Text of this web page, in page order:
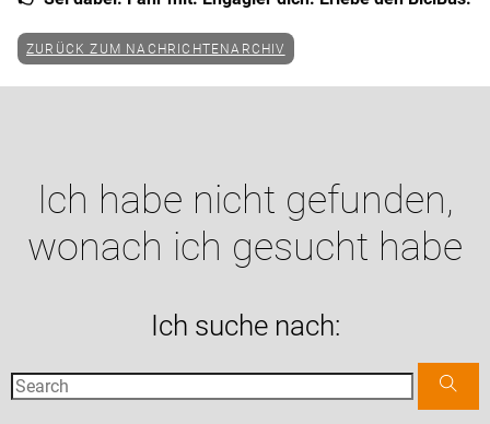
ZURÜCK ZUM NACHRICHTENARCHIV
Ich habe nicht gefunden,
wonach ich gesucht habe
Ich suche nach: